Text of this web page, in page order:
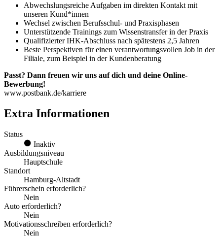
Abwechslungsreiche Aufgaben im direkten Kontakt mit
unseren Kund*innen
Wechsel zwischen Berufsschul- und Praxisphasen
Unterstützende Trainings zum Wissenstransfer in der Praxis
Qualifizierter IHK-Abschluss nach spätestens 2,5 Jahren
Beste Perspektiven für einen verantwortungsvollen Job in der
Filiale, zum Beispiel in der Kundenberatung
Passt? Dann freuen wir uns auf dich und deine Online-
Bewerbung!
www.postbank.de/karriere
Extra Informationen
Status
Inaktiv
Ausbildungsniveau
Hauptschule
Standort
Hamburg-Altstadt
Führerschein erforderlich?
Nein
Auto erforderlich?
Nein
Motivationsschreiben erforderlich?
Nein